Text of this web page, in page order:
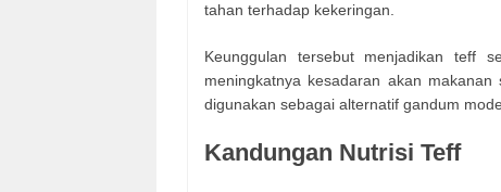
tahan terhadap kekeringan.
Keunggulan tersebut menjadikan teff
meningkatnya kesadaran akan
digunakan sebagai alternatif gandum
Kandungan Nutrisi Teff